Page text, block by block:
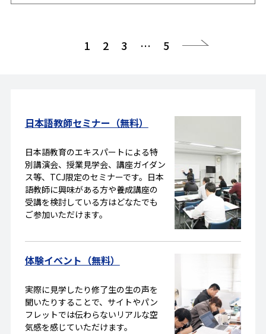
1 2 3 … 5
日本語教師セミナー（無料）
日本語教育のエキスパートによる特
別講演会、授業見学会、講座ガイダン
ス等、TCJ限定のセミナーです。日本
語教師に興味がある方や養成講座の
受講を検討している方はどなたでも
ご参加いただけます。
体験イベント（無料）
実際に見学したり修了生の生の声を
聞いたりすることで、サイトやパン
フレットでは伝わらないリアルな空
気感を感じていただけます。